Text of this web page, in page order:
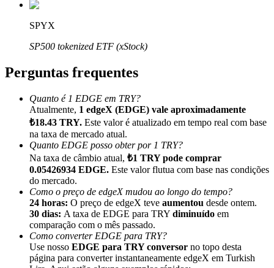
Indicação
Convide um amigo para receber recompensas em dinheiro
Deposit CASHCAT & Win
SPYX
SP500 tokenized ETF (xStock)
Perguntas frequentes
Quanto é 1 EDGE em TRY?
Atualmente, 1 edgeX (EDGE) vale aproximadamente
₺18.43 TRY. Este valor é atualizado em tempo real com base
na taxa de mercado atual.
Quanto EDGE posso obter por 1 TRY?
Na taxa de câmbio atual, ₺1 TRY pode comprar
0.05426934 EDGE. Este valor flutua com base nas condições
do mercado.
Como o preço de edgeX mudou ao longo do tempo?
24 horas: O preço de edgeX teve aumentou desde ontem.
30 dias: A taxa de EDGE para TRY diminuído em
comparação com o mês passado.
Como converter EDGE para TRY?
Use nosso EDGE para TRY conversor no topo desta
página para converter instantaneamente edgeX em Turkish